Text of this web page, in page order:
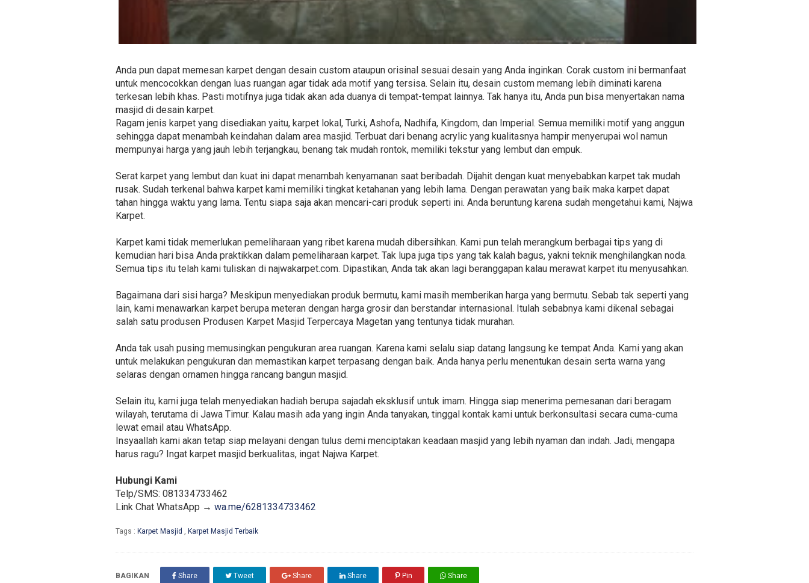
Anda pun dapat memesan karpet dengan desain custom ataupun orisinal sesuai desain yang Anda inginkan. Corak custom ini bermanfaat
untuk mencocokkan dengan luas ruangan agar tidak ada motif yang tersisa. Selain itu, desain custom memang lebih diminati karena
terkesan lebih khas. Pasti motifnya juga tidak akan ada duanya di tempat-tempat lainnya. Tak hanya itu, Anda pun bisa menyertakan nama
masjid di desain karpet.
Ragam jenis karpet yang disediakan yaitu, karpet lokal, Turki, Ashofa, Nadhifa, Kingdom, dan Imperial. Semua memiliki motif yang anggun
sehingga dapat menambah keindahan dalam area masjid. Terbuat dari benang acrylic yang kualitasnya hampir menyerupai wol namun
mempunyai harga yang jauh lebih terjangkau, benang tak mudah rontok, memiliki tekstur yang lembut dan empuk.
Serat karpet yang lembut dan kuat ini dapat menambah kenyamanan saat beribadah. Dijahit dengan kuat menyebabkan karpet tak mudah
rusak. Sudah terkenal bahwa karpet kami memiliki tingkat ketahanan yang lebih lama. Dengan perawatan yang baik maka karpet dapat
tahan hingga waktu yang lama. Tentu siapa saja akan mencari-cari produk seperti ini. Anda beruntung karena sudah mengetahui kami, Najwa
Karpet.
Karpet kami tidak memerlukan pemeliharaan yang ribet karena mudah dibersihkan. Kami pun telah merangkum berbagai tips yang di
kemudian hari bisa Anda praktikkan dalam pemeliharaan karpet. Tak lupa juga tips yang tak kalah bagus, yakni teknik menghilangkan noda.
Semua tips itu telah kami tuliskan di najwakarpet.com. Dipastikan, Anda tak akan lagi beranggapan kalau merawat karpet itu menyusahkan.
Bagaimana dari sisi harga? Meskipun menyediakan produk bermutu, kami masih memberikan harga yang bermutu. Sebab tak seperti yang
lain, kami menawarkan karpet berupa meteran dengan harga grosir dan berstandar internasional. Itulah sebabnya kami dikenal sebagai
salah satu produsen Produsen Karpet Masjid Terpercaya Magetan yang tentunya tidak murahan.
Anda tak usah pusing memusingkan pengukuran area ruangan. Karena kami selalu siap datang langsung ke tempat Anda. Kami yang akan
untuk melakukan pengukuran dan memastikan karpet terpasang dengan baik. Anda hanya perlu menentukan desain serta warna yang
selaras dengan ornamen hingga rancang bangun masjid.
Selain itu, kami juga telah menyediakan hadiah berupa sajadah eksklusif untuk imam. Hingga siap menerima pemesanan dari beragam
wilayah, terutama di Jawa Timur. Kalau masih ada yang ingin Anda tanyakan, tinggal kontak kami untuk berkonsultasi secara cuma-cuma
lewat email atau WhatsApp.
Insyaallah kami akan tetap siap melayani dengan tulus demi menciptakan keadaan masjid yang lebih nyaman dan indah. Jadi, mengapa
harus ragu? Ingat karpet masjid berkualitas, ingat Najwa Karpet.
Hubungi Kami
Telp/SMS: 081334733462
Link Chat WhatsApp → wa.me/6281334733462
Tags : Karpet Masjid , Karpet Masjid Terbaik
BAGIKAN Share Tweet Share Share Pin Share